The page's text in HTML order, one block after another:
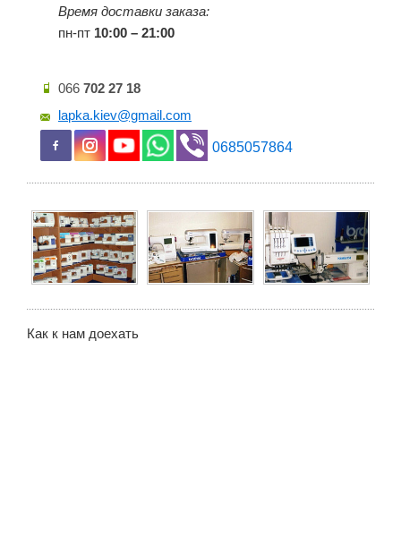
Время доставки заказа:
пн-пт 10:00 – 21:00
066 702 27 18
lapka.kiev@gmail.com
0685057864
Как к нам доехать